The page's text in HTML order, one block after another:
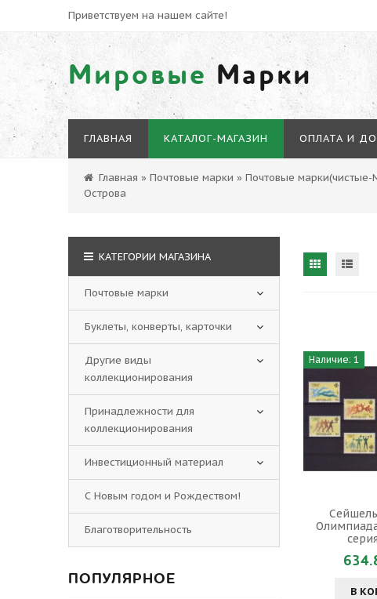
Приветствуем на нашем сайте!
Мировые Марки
ГЛАВНАЯ КАТАЛОГ-МАГАЗИН ОПЛАТА И
Главная » Почтовые марки » Почтовые марки(чистые-
Острова
Наличие: 1
Олимпиада
В
КАТЕГОРИИ МАГАЗИНА
Почтовые марки
Буклеты, конверты, карточки
Другие виды
коллекционирования
Принадлежности для
коллекционирования
Инвестиционный материал
С Новым годом и Рождеством!
Благотворительность
ПОПУЛЯРНОЕ